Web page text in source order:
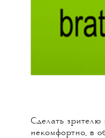
Сделать зрителю
некомфортно, в